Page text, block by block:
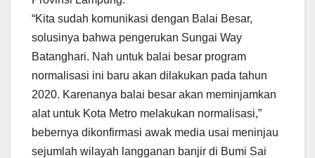
“Kita sudah komunikasi dengan Balai Besar,
solusinya bahwa pengerukan Sungai Way
Batanghari. Nah untuk balai besar program
normalisasi ini baru akan dilakukan pada tahun
2020. Karenanya balai besar akan meminjamkan
alat untuk Kota Metro melakukan normalisasi,”
bebernya dikonfirmasi awak media usai meninjau
sejumlah wilayah langganan banjir di Bumi Sai